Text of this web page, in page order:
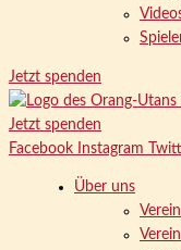
Jetzt spenden
Jetzt spenden
Facebook
Instagram
Über uns
Verein